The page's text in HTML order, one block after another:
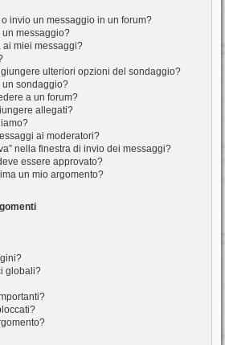
invio un messaggio in un forum?
messaggio?
ai miei messaggi?
ulteriori opzioni del sondaggio?
un sondaggio?
a un forum?
allegati?
ai moderatori?
nella finestra di invio dei messaggi?
essere approvato?
un mio argomento?
globali?